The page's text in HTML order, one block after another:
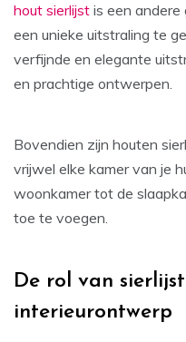
hout sierlijst is een andere
een unieke uitstraling te
verfijnde en elegante
en prachtige ontwerpen.
Bovendien zijn houten
vrijwel elke kamer van je
woonkamer tot de
toe te voegen.
De rol van
interieurontwerp